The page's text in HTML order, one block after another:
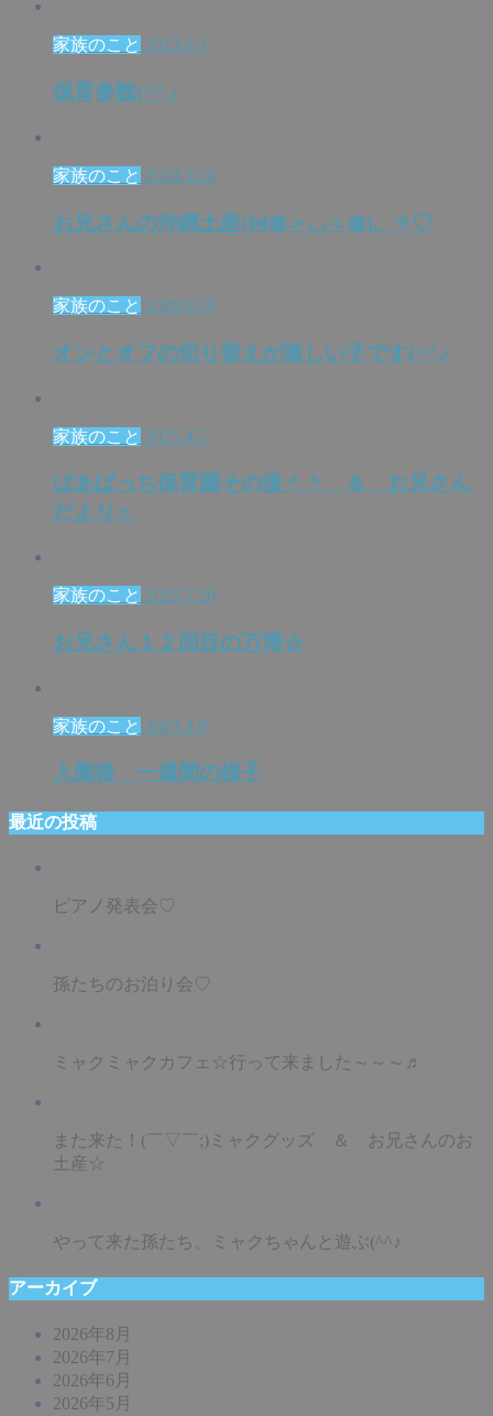
家族のこと 2023.6.3
保育参観(^^♪
家族のこと 2024.9.19
お兄さんの沖縄土産(⋈◍＞◡＜◍)。✧♡
家族のこと 2020.9.19
オンとオフの切り替えが激しい子です(^^♪
家族のこと 2025.4.5
ばあばっち保育園その後＾＾ ＆ お兄さん
だより♬
家族のこと 2025.7.20
お兄さん１２回目の万博☆
家族のこと 2023.4.9
入園後 一週間の様子
最近の投稿
ピアノ発表会♡
孫たちのお泊り会♡
ミャクミャクカフェ☆行って来ました～～～♬
また来た！(￣▽￣;)ミャクグッズ ＆ お兄さんのお
土産☆
やって来た孫たち、ミャクちゃんと遊ぶ(^^♪
アーカイブ
2026年8月
2026年7月
2026年6月
2026年5月